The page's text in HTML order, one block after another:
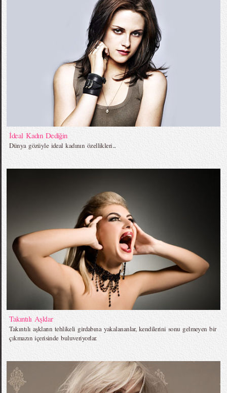
İdeal Kadın Dediğin
Dünya gözüyle ideal kadının özellikleri...
Takıntılı Aşklar
Takıntılı aşkların tehlikeli girdabına yakalananlar, kendilerini sonu gelmeyen bir
çıkmazın içerisinde buluveriyorlar.